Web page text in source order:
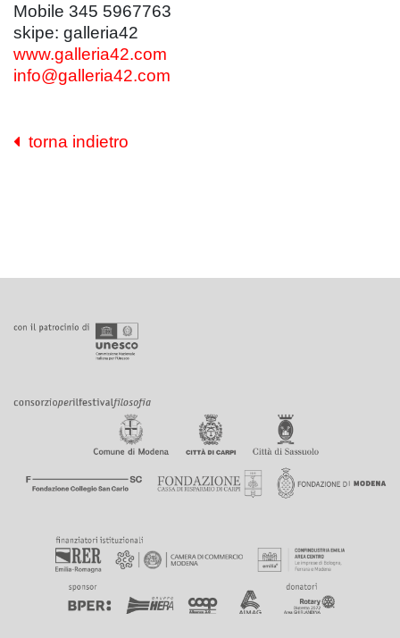
Mobile 345 5967763
skipe: galleria42
www.galleria42.com
info@galleria42.com
torna indietro